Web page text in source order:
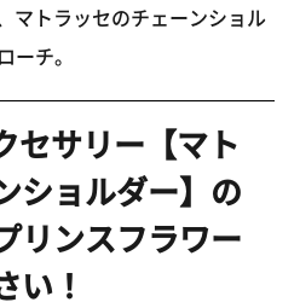
マトラッセのチェーンショル
ーチ。
セサリー【マト
ショルダー】の
リンスフラワー
い！